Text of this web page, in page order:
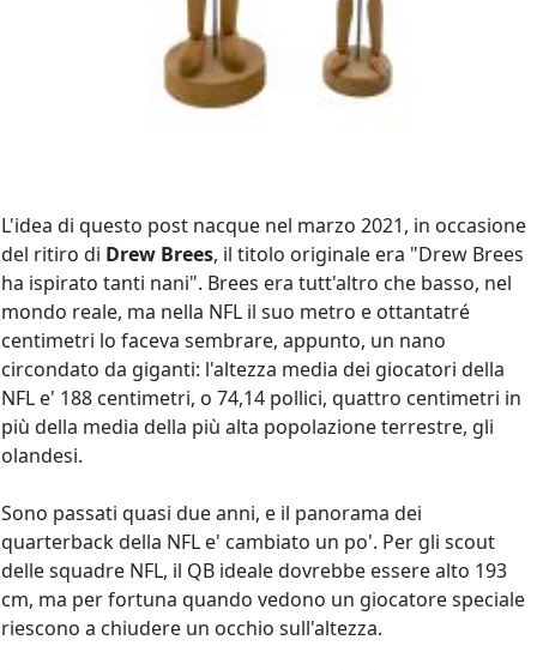
L'idea di questo post nacque nel marzo 2021, in occasione
del ritiro di Drew Brees, il titolo originale era "Drew Brees
ha ispirato tanti nani". Brees era tutt'altro che basso, nel
mondo reale, ma nella NFL il suo metro e ottantatré
centimetri lo faceva sembrare, appunto, un nano
circondato da giganti: l'altezza media dei giocatori della
NFL e' 188 centimetri, o 74,14 pollici, quattro centimetri in
più della media della più alta popolazione terrestre, gli
olandesi.
Sono passati quasi due anni, e il panorama dei
quarterback della NFL e' cambiato un po'. Per gli scout
delle squadre NFL, il QB ideale dovrebbe essere alto 193
cm, ma per fortuna quando vedono un giocatore speciale
riescono a chiudere un occhio sull'altezza.